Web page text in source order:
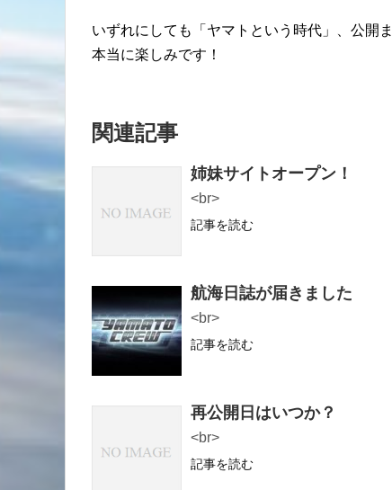
いずれにしても「ヤマトという時代」、公開
本当に楽しみです！
関連記事
姉妹サイトオープン！
<br>
記事を読む
航海日誌が届きました
<br>
記事を読む
再公開日はいつか？
<br>
記事を読む